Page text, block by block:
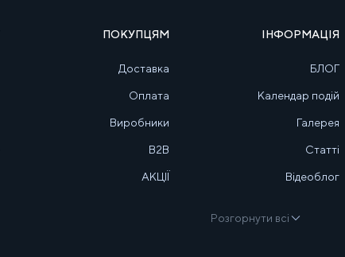
ПОКУПЦЯМ
Доставка
Оплата
Виробники
B2B
АКЦІЇ
ІНФОРМАЦІЯ
БЛОГ
Календар подій
Галерея
Статті
Відеоблог
Розгорнути всі